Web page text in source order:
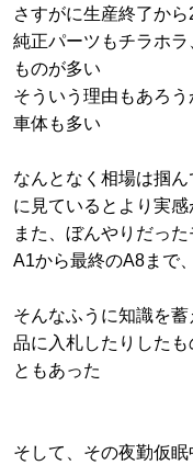
さすがに生産終了か
純正パーツもチラホ
ものが多い
そういう理由もあろ
車体も多い
なんとなく相場は掴
に見ているとより実
また、ぼんやりだっ
A1から最終のA8まで
そんなふうに知識を
品に入札したりした
ともあった
そして、その夜勤仮